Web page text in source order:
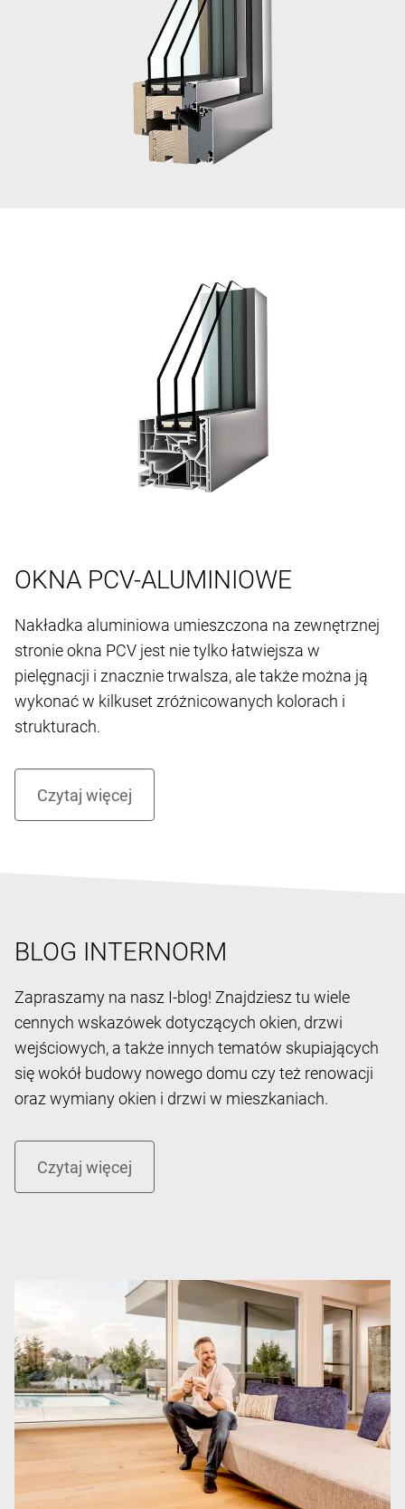
OKNA PCV-ALUMINIOWE
Nakładka aluminiowa umieszczona na zewnętrznej
stronie okna PCV jest nie tylko łatwiejsza w
pielęgnacji i znacznie trwalsza, ale także można ją
wykonać w kilkuset zróżnicowanych kolorach i
strukturach.
BLOG INTERNORM
Zapraszamy na nasz I-blog! Znajdziesz tu wiele
cennych wskazówek dotyczących okien, drzwi
wejściowych, a także innych tematów skupiających
się wokół budowy nowego domu czy też renowacji
oraz wymiany okien i drzwi w mieszkaniach.